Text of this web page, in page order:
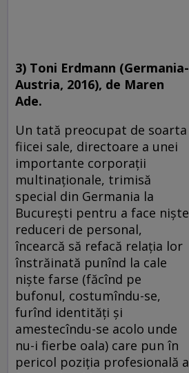
3) Toni Erdmann (Germania-
Austria, 2016), de Maren
Ade.
Un tată preocupat de soarta
fiicei sale, directoare a unei
importante corporaţii
multinaţionale, trimisă
special din Germania la
Bucureşti pentru a face nişte
reduceri de personal,
încearcă să refacă relaţia lor
înstrăinată punînd la cale
nişte farse (făcînd pe
bufonul, costumîndu-se,
furînd identităţi şi
amestecîndu-se acolo unde
nu-i fierbe oala) care pun în
pericol poziţia profesională a